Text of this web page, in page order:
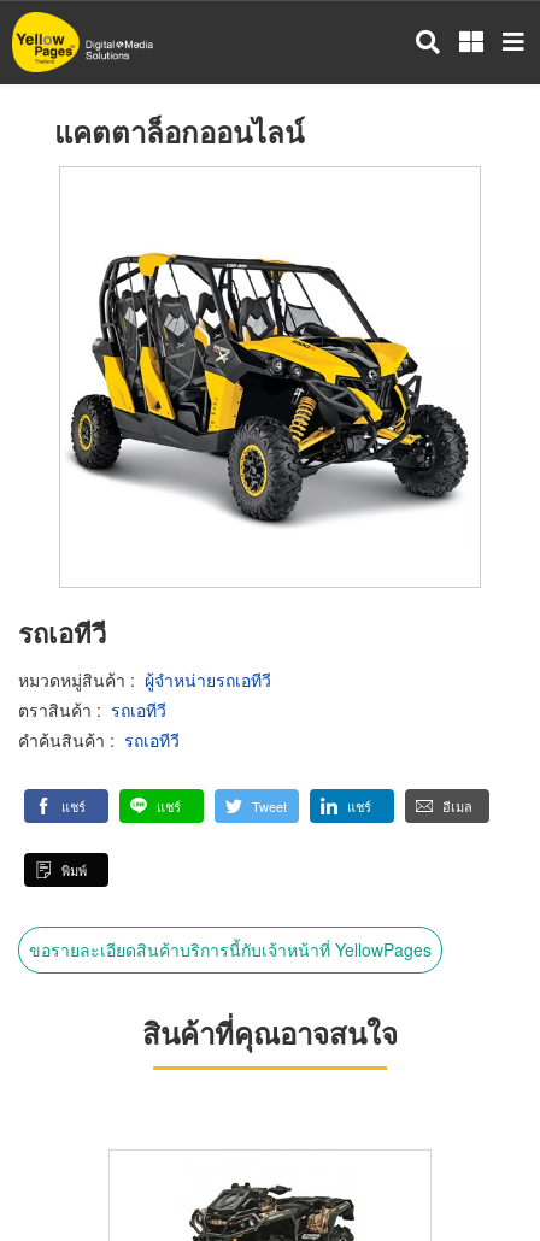
ข้าม
ไป
แคตตาล็อกออนไลน์
รถเอทีวี
หมวดหมู่สินค้า : ผู้จำหน่ายรถเอทีวี
ตราสินค้า : รถเอทีวี
คำค้นสินค้า : รถเอทีวี
แชร์ แชร์ Tweet แชร์ อีเมล
พิมพ์
ขอรายละเอียดสินค้าบริการนี้กับเจ้าหน้าที่ YellowPages
สินค้าที่คุณอาจสนใจ